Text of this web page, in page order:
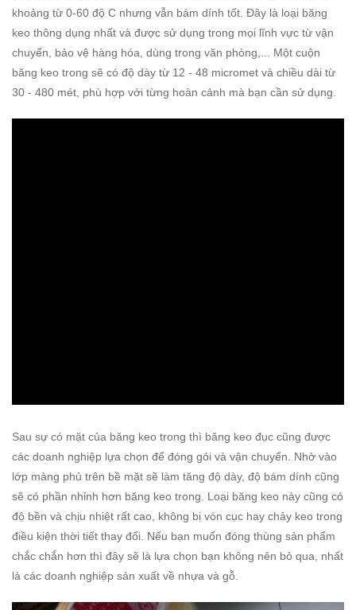
khoảng từ 0-60 độ C nhưng vẫn bám dính tốt. Đây là loại băng
keo thông dụng nhất và được sử dụng trong mọi lĩnh vực từ vận
chuyển, bảo vệ hàng hóa, dùng trong văn phòng,... Một cuộn
băng keo trong sẽ có độ dày từ 12 - 48 micromet và chiều dài từ
30 - 480 mét, phù hợp với từng hoàn cảnh mà bạn cần sử dụng.
Sau sự có mặt của băng keo trong thì băng keo đục cũng được
các doanh nghiệp lựa chọn để đóng gói và vận chuyển. Nhờ vào
lớp màng phủ trên bề mặt sẽ làm tăng độ dày, độ bám dính cũng
sẽ có phần nhỉnh hơn băng keo trong. Loại băng keo này cũng có
độ bền và chịu nhiệt rất cao, không bị vón cục hay chảy keo trong
điều kiện thời tiết thay đổi. Nếu bạn muốn đóng thùng sản phẩm
chắc chắn hơn thì đây sẽ là lựa chọn bạn không nên bỏ qua, nhất
là các doanh nghiệp sản xuất về nhựa và gỗ.